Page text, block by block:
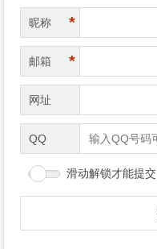
昵称 *
邮箱 *
网址
QQ
滑动解锁才能提交